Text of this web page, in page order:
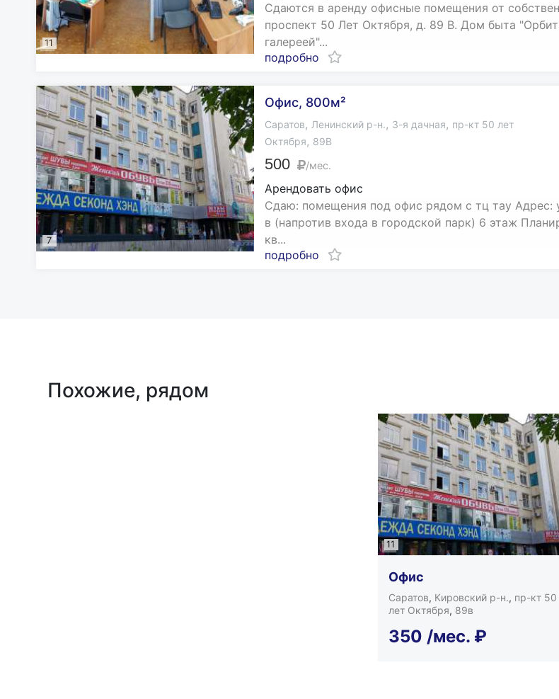
11
Сдаются в аренду офисные помещения от
проспект 50 Лет Октября, д. 89 В. Дом быта
галереей"...
подробно
7
Офис, 800м²
Саратов, Ленинский р-н., 3-я дачная, пр-кт 50 лет
Октября, 89В
500 /мес.
Арендовать офис
Сдаю: помещения под офис рядом с тц тау Адрес:
в (напротив входа в городской парк) 6 этаж
кв...
подробно
Похожие, рядом
11
Офис
Саратов, Кировский р-н., пр-кт 50
лет Октября, 89в
350 /мес.₽